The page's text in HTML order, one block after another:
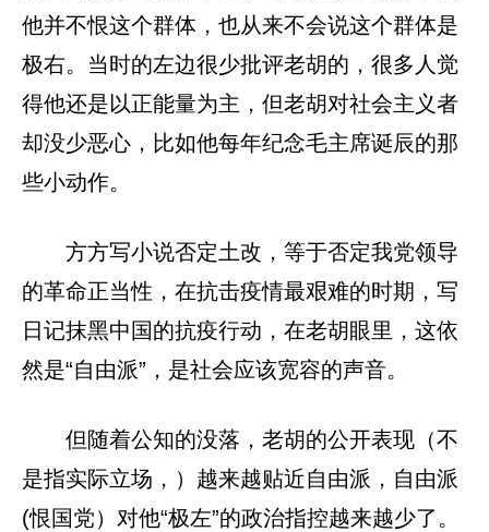
他并不恨这个群体，也从来不会说这个群体是
极右。当时的左边很少批评老胡的，很多人觉
得他还是以正能量为主，但老胡对社会主义者
却没少恶心，比如他每年纪念毛主席诞辰的那
些小动作。
方方写小说否定土改，等于否定我党领导
的革命正当性，在抗击疫情最艰难的时期，写
日记抹黑中国的抗疫行动，在老胡眼里，这依
然是“自由派”，是社会应该宽容的声音。
但随着公知的没落，老胡的公开表现（不
是指实际立场，）越来越贴近自由派，自由派
(恨国党）对他“极左”的政治指控越来越少了。